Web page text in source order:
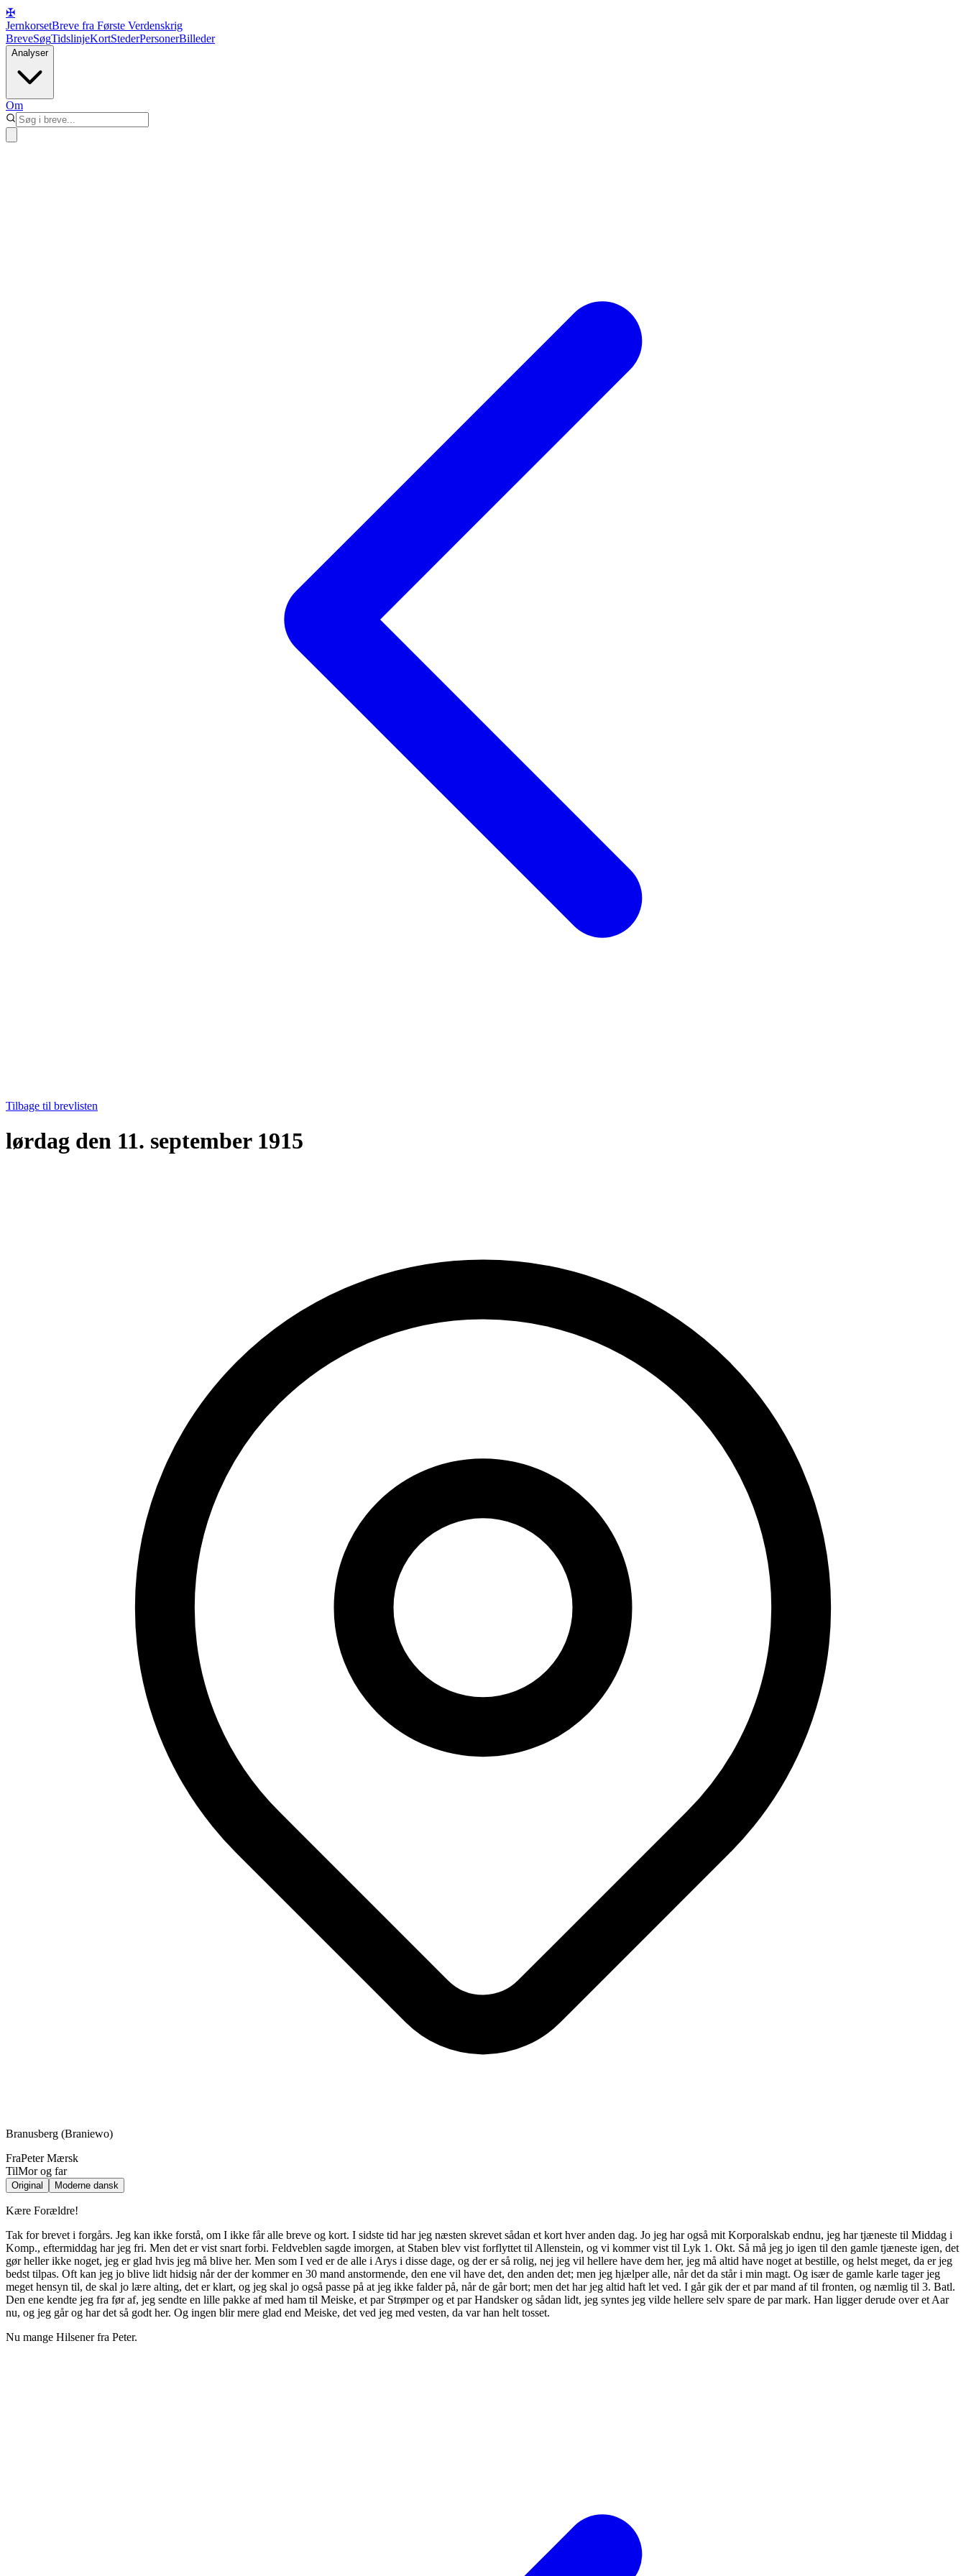
✠
JernkorsetBreve fra Første Verdenskrig
BreveSøgTidslinjeKortStederPersonerBilleder
Analyser
Om
Tilbage til brevlisten
lørdag den 11. september 1915
Branusberg (Braniewo)
FraPeter Mærsk
TilMor og far
Original Moderne dansk
Kære Forældre!
Tak for brevet i forgårs. Jeg kan ikke forstå, om I ikke får alle breve og kort. I sidste tid har jeg næsten skrevet sådan et kort hver anden dag. Jo jeg har også mit Korporalskab endnu, jeg har tjæneste til Middag i
Komp., eftermiddag har jeg fri. Men det er vist snart forbi. Feldveblen sagde imorgen, at Staben blev vist forflyttet til Allenstein, og vi kommer vist til Lyk 1. Okt. Så må jeg jo igen til den gamle tjæneste igen, det
gør heller ikke noget, jeg er glad hvis jeg må blive her. Men som I ved er de alle i Arys i disse dage, og der er så rolig, nej jeg vil hellere have dem her, jeg må altid have noget at bestille, og helst meget, da er jeg
bedst tilpas. Oft kan jeg jo blive lidt hidsig når der der kommer en 30 mand anstormende, den ene vil have det, den anden det; men jeg hjælper alle, når det da står i min magt. Og især de gamle karle tager jeg
meget hensyn til, de skal jo lære alting, det er klart, og jeg skal jo også passe på at jeg ikke falder på, når de går bort; men det har jeg altid haft let ved. I går gik der et par mand af til fronten, og næmlig til 3. Batl.
Den ene kendte jeg fra før af, jeg sendte en lille pakke af med ham til Meiske, et par Strømper og et par Handsker og sådan lidt, jeg syntes jeg vilde hellere selv spare de par mark. Han ligger derude over et Aar
nu, og jeg går og har det så godt her. Og ingen blir mere glad end Meiske, det ved jeg med vesten, da var han helt tosset.
Nu mange Hilsener fra Peter.